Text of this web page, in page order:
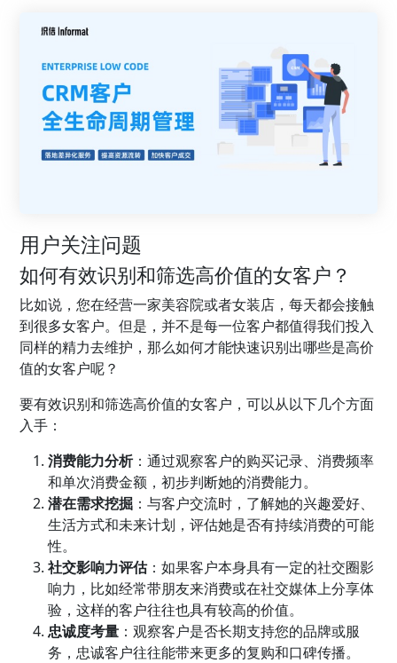
用户关注问题
如何有效识别和筛选高价值的女客户？
比如说，您在经营一家美容院或者女装店，每天都会接触
到很多女客户。但是，并不是每一位客户都值得我们投入
同样的精力去维护，那么如何才能快速识别出哪些是高价
值的女客户呢？
要有效识别和筛选高价值的女客户，可以从以下几个方面
入手：
消费能力分析：通过观察客户的购买记录、消费频率
和单次消费金额，初步判断她的消费能力。
潜在需求挖掘 ：与客户交流时，了解她的兴趣爱好、
生活方式和未来计划，评估她是否有持续消费的可能
性。
社交影响力评估：如果客户本身具有一定的社交圈影
响力，比如经常带朋友来消费或在社交媒体上分享体
验，这样的客户往往也具有较高的价值。
忠诚度考量 ：观察客户是否长期支持您的品牌或服
务，忠诚客户往往能带来更多的复购和口碑传播。